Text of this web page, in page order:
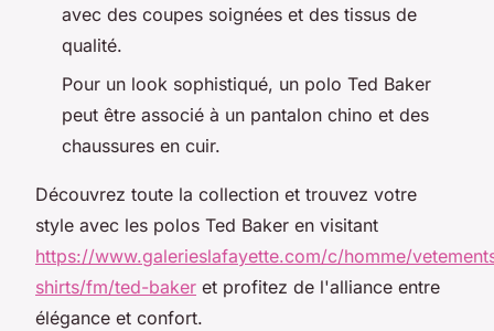
avec des coupes soignées et des tissus de
qualité.
Pour un look sophistiqué, un polo Ted Baker
peut être associé à un pantalon chino et des
chaussures en cuir.
Découvrez toute la collection et trouvez votre
style avec les polos Ted Baker en visitant
https://www.galerieslafayette.com/c/homme/
shirts/fm/ted-baker et profitez de l'alliance entre
élégance et confort.